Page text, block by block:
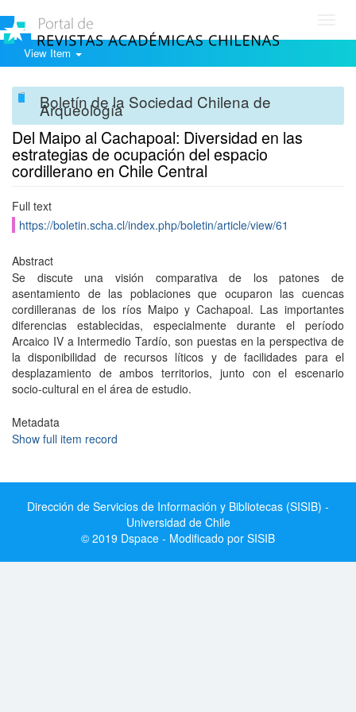
View Item
Boletín de la Sociedad Chilena de
Arqueología
Del Maipo al Cachapoal: Diversidad en las
estrategias de ocupación del espacio
cordillerano en Chile Central
Full text
https://boletin.scha.cl/index.php/boletin/article/view/61
Abstract
Se discute una visión comparativa de los patones de
asentamiento de las poblaciones que ocuparon las cuencas
cordilleranas de los ríos Maipo y Cachapoal. Las importantes
diferencias establecidas, especialmente durante el período
Arcaico IV a Intermedio Tardío, son puestas en la perspectiva de
la disponibilidad de recursos líticos y de facilidades para el
desplazamiento de ambos territorios, junto con el escenario
socio-cultural en el área de estudio.
Metadata
Show full item record
Dirección de Servicios de Información y Bibliotecas (SISIB) -
Universidad de Chile
© 2019 Dspace - Modificado por SISIB